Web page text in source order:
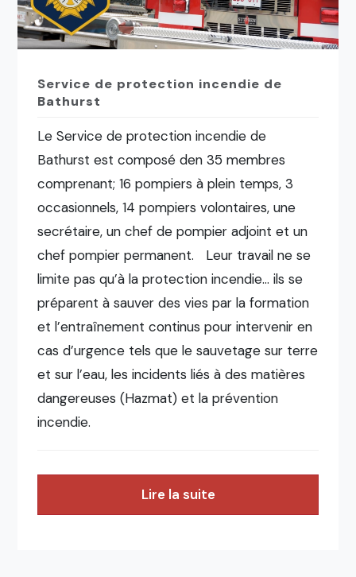
Service de protection incendie de
Bathurst
Le Service de protection incendie de
Bathurst est composé den 35 membres
comprenant; 16 pompiers à plein temps, 3
occasionnels, 14 pompiers volontaires, une
secrétaire, un chef de pompier adjoint et un
chef pompier permanent. Leur travail ne se
limite pas qu’à la protection incendie… ils se
préparent à sauver des vies par la formation
et l’entraînement continus pour intervenir en
cas d’urgence tels que le sauvetage sur terre
et sur l’eau, les incidents liés à des matières
dangereuses (Hazmat) et la prévention
incendie.
Lire la suite